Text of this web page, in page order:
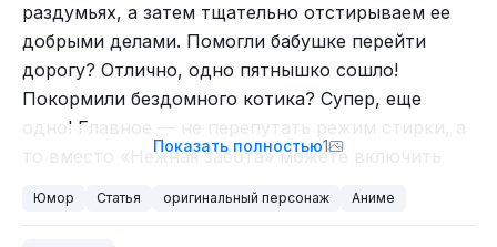
Статья про метро на НеоЛурке. От оригинального Лурка
заметно отличается.
https://neolurk.org/wiki/%D0%9C%D0%B5%D1%82
особых звучаний, тонов, транскрипций и других
сложных конструкций написания слов.
Возьмём в такой пример игруThe Elder Scrolls V:
Skyrim. Вы же его купили, да?
Во-первых, само название — Skyrim. Дословно
Смысл в нём, как и во многих других топонимах
раздумьях, а затем тщательно отстирываем ее
добрыми делами. Помогли бабушке перейти
дорогу? Отлично, одно пятнышко сошло!
Покормили бездомного котика? Супер, еще
одно! Главное — не перепутать режим стирки, а
то вместо «Нежная забота» можете включить
Показать полностью1
Юмор Статья оригинальный персонаж Аниме